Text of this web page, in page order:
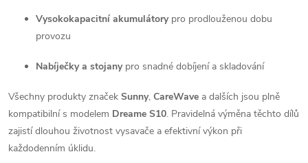
y
v
ý
Vysokokapacitní akumulátorypro prodlouženou dobu
provozu
Nabíječky a stojanypro snadné dobíjení a skladování
Všechny produkty značek Sunny, CareWave a dalších jsou plně
kompatibilní s modelem Dreame S10. Pravidelná výměna těchto dílů
zajistí dlouhou životnost vysavače a efektivní výkon při
každodenním úklidu.